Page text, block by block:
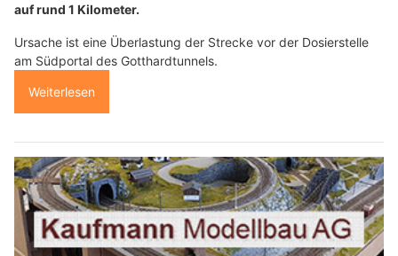
auf rund 1 Kilometer.
Ursache ist eine Überlastung der Strecke vor der Dosierstelle
am Südportal des Gotthardtunnels.
Weiterlesen